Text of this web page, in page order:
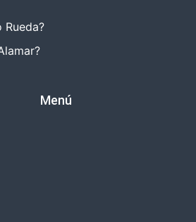
Rueda?
Menú